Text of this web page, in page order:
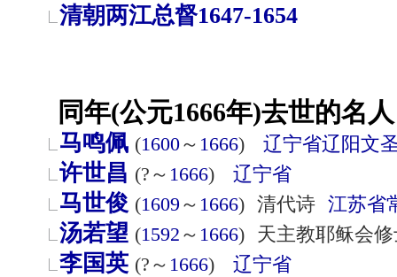
清朝两江总督1647-1654
同年(公元1666年)去世的名
马鸣佩 (1600～ 1666) 辽宁省辽阳文
许世昌 (?～ 1666) 辽宁省
马世俊 (1609 ～ 1666) 清代诗 江苏省
汤若望 (1592 ～ 1666) 天主教耶稣会
李国英 (?～ 1666) 辽宁省